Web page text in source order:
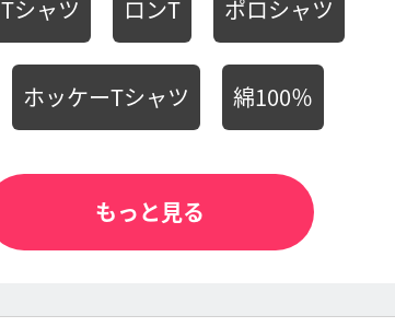
Tシャツ ロンT ポロシャツ
ホッケーTシャツ 綿100％